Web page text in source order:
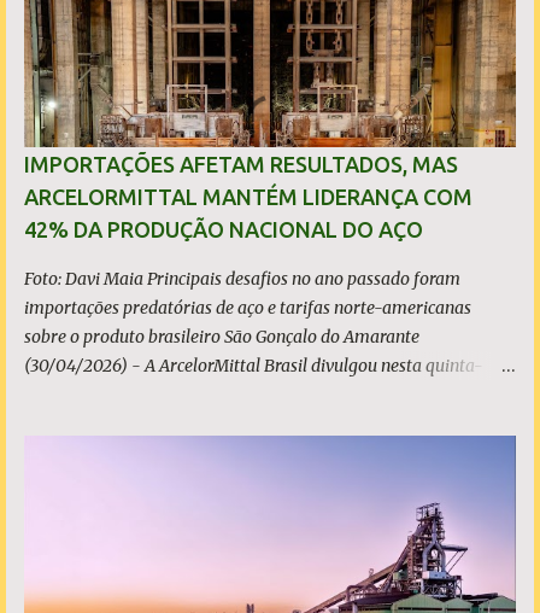
s
IMPORTAÇÕES AFETAM RESULTADOS, MAS
ARCELORMITTAL MANTÉM LIDERANÇA COM
42% DA PRODUÇÃO NACIONAL DO AÇO
Foto: Davi Maia Principais desafios no ano passado foram
importações predatórias de aço e tarifas norte-americanas
sobre o produto brasileiro São Gonçalo do Amarante
(30/04/2026) - A ArcelorMittal Brasil divulgou nesta quinta-
e operacionais da organização e de todo o setor do aço brasileiro.
Ainda assim, a empresa manteve-se como líder no Brasil, com
42% da produção nacional de aço bruto, os investimentos
programados e permaneceu firme em seus valores de segurança,